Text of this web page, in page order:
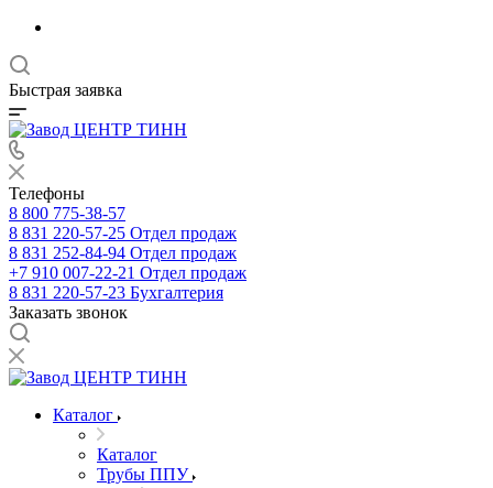
Быстрая заявка
Телефоны
8 800 775-38-57
8 831 220-57-25 Отдел продаж
8 831 252-84-94 Отдел продаж
+7 910 007-22-21 Отдел продаж
8 831 220-57-23 Бухгалтерия
Заказать звонок
Каталог
Каталог
Трубы ППУ